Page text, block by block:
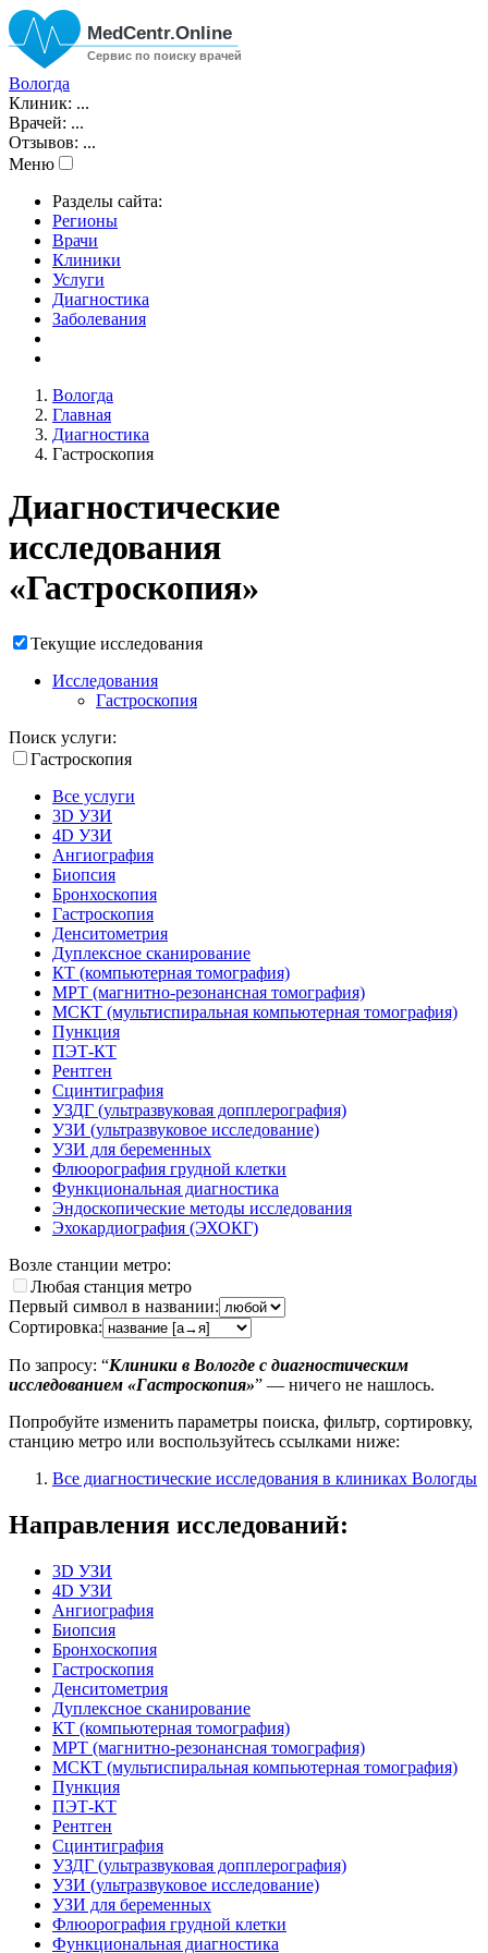
Вологда
Клиник: ...
Врачей: ...
Отзывов: ...
Меню
Разделы сайта:
Регионы
Врачи
Клиники
Услуги
Диагностика
Заболевания
Вологда
Главная
Диагностика
Гастроскопия
Диагностические
исследования
«Гастроскопия»
Текущие исследования
Исследования
Гастроскопия
Поиск услуги:
Гастроскопия
Все услуги
3D УЗИ
4D УЗИ
Ангиография
Биопсия
Бронхоскопия
Гастроскопия
Денситометрия
Дуплексное сканирование
КТ (компьютерная томография)
МРТ (магнитно-резонансная томография)
МСКТ (мультиспиральная компьютерная томография)
Пункция
ПЭТ-КТ
Рентген
Сцинтиграфия
УЗДГ (ультразвуковая допплерография)
УЗИ (ультразвуковое исследование)
УЗИ для беременных
Флюорография грудной клетки
Функциональная диагностика
Эндоскопические методы исследования
Эхокардиография (ЭХОКГ)
Возле станции метро:
Любая станция метро
Первый символ в названии:
Сортировка:
По запросу: “Клиники в Вологде с диагностическим
исследованием «Гастроскопия»” — ничего не нашлось.
Попробуйте изменить параметры поиска, фильтр, сортировку,
станцию метро или воспользуйтесь ссылками ниже:
Все диагностические исследования в клиниках Вологды
Направления исследований:
3D УЗИ
4D УЗИ
Ангиография
Биопсия
Бронхоскопия
Гастроскопия
Денситометрия
Дуплексное сканирование
КТ (компьютерная томография)
МРТ (магнитно-резонансная томография)
МСКТ (мультиспиральная компьютерная томография)
Пункция
ПЭТ-КТ
Рентген
Сцинтиграфия
УЗДГ (ультразвуковая допплерография)
УЗИ (ультразвуковое исследование)
УЗИ для беременных
Флюорография грудной клетки
Функциональная диагностика